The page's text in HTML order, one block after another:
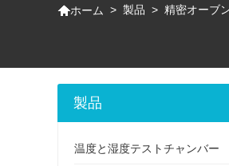
ホーム > 製品 > 精密オーブ
製品
温度と湿度テストチャンバー